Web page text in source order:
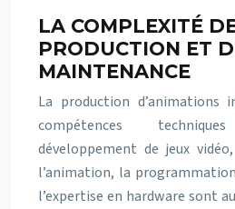
LA COMPLEXITÉ
PRODUCTION ET
MAINTENANCE
La production d’animations
compétences
développement de jeux
l’animation, la
l’expertise en hardware sont